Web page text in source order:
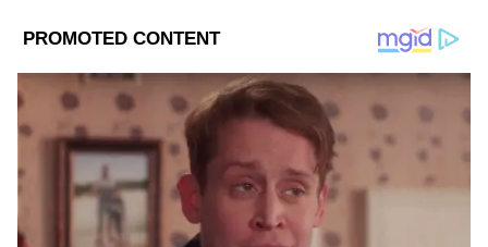
কর্মচারী এবং তাঁদের যোগ্য পরিবারের সদস্যদের
কমিশনের (5th CPC) আওতাভুক্ত রয়েছেন। নতুন
DR-এর হারগুলো ১ জুলাই, ২০২৫ এবং ১
জানুয়ারি, ২০২৬ তারিখ থেকে কার্যকর হবে।
Add Asianetnews Bangla as a Preferred
Source